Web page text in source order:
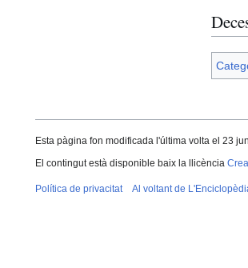
Esta pàgina fon modificada l'última volta el 23
El contingut està disponible baix la llicència
Política de privacitat Al voltant de